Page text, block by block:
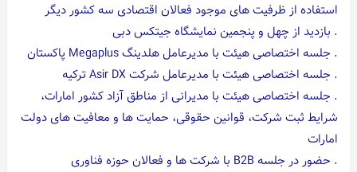
استفاده از ظرفیت های موجود فعالان اقتصادی سه کشور دیگر
. بازدید از چهل و پنجمین نمایشگاه جیتکس دبی
. جلسه اختصاصی هیئت با مدیرعامل هلدینگ Megaplus پاکستان
. جلسه اختصاصی هیئت با مدیرعامل شرکت Asir DX ترکیه
. جلسه اختصاصی هیئت با مدیرانی از مناطق آزاد کشور امارات،
شرایط ثبت شرکت، قوانین حقوقی، حمایت ها و معافیت های دولت
امارات
. حضور در جلسه B2B با شرکت ها و فعالان حوزه فناوری